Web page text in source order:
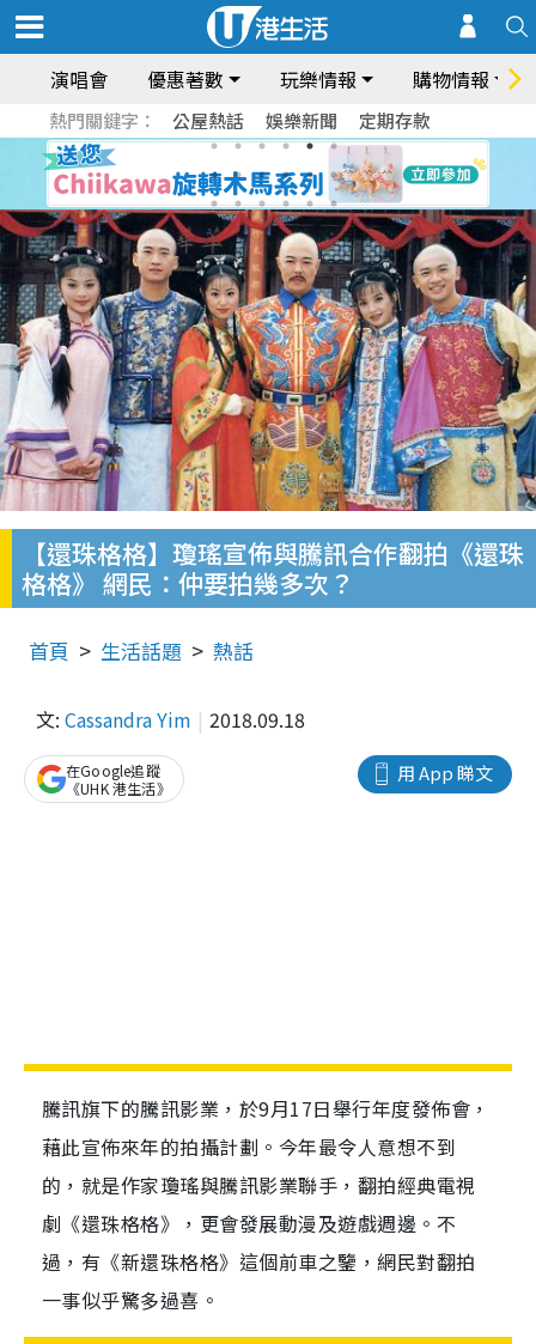
演唱會 優惠著數 玩樂情報 購物情報
熱門關鍵字： 公屋熱話 娛樂新聞 定期存款
【還珠格格】瓊瑤宣佈與騰訊合作翻拍《還珠
格格》 網民：仲要拍幾多次？
首頁 生活話題 熱話
文: Cassandra Yim 2018.09.18
用 App 睇文
在Google追蹤
《UHK 港生活》
騰訊旗下的騰訊影業，於9月17日舉行年度發佈會，
藉此宣佈來年的拍攝計劃。今年最令人意想不到
的，就是作家瓊瑤與騰訊影業聯手，翻拍經典電視
劇《還珠格格》，更會發展動漫及遊戲週邊。不
過，有《新還珠格格》這個前車之鑒，網民對翻拍
一事似乎驚多過喜。